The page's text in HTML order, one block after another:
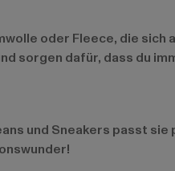
oder Fleece, die sich
sorgen dafür, dass du
und Sneakers passt